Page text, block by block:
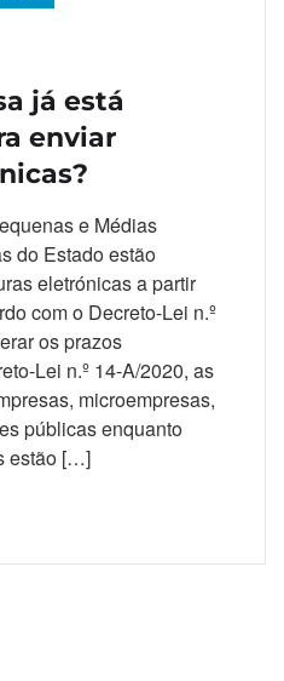
já está
enviar
e Médias
do Estado estão
eletrónicas a partir
com o Decreto-Lei n.º
os prazos
Lei n.º 14-A/2020, as
microempresas,
públicas enquanto
estão […]